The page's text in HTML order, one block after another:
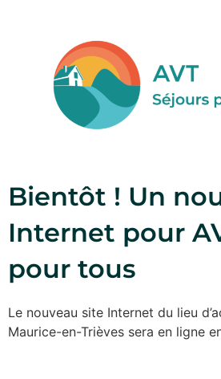
Bientôt ! Un
Internet pour
pour tous
Le nouveau site Internet du lieu
Maurice-en-Trièves sera en ligne